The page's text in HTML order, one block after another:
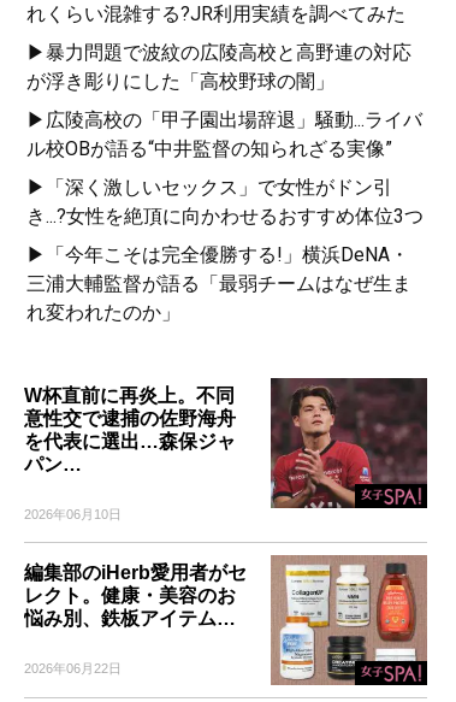
れくらい混雑する?JR利用実績を調べてみた
▶暴力問題で波紋の広陵高校と高野連の対応
が浮き彫りにした「高校野球の闇」
▶広陵高校の「甲子園出場辞退」騒動...ライバ
ル校OBが語る“中井監督の知られざる実像”
▶「深く激しいセックス」で女性がドン引
き...?女性を絶頂に向かわせるおすすめ体位3つ
▶「今年こそは完全優勝する!」横浜DeNA・
三浦大輔監督が語る「最弱チームはなぜ生ま
れ変われたのか」
W杯直前に再炎上。不同
意性交で逮捕の佐野海舟
を代表に選出…森保ジャ
パン…
2026年06月10日
編集部のiHerb愛用者がセ
レクト。健康・美容のお
悩み別、鉄板アイテム…
2026年06月22日